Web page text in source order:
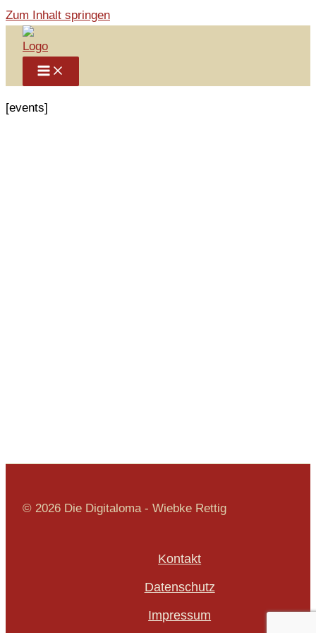
Zum Inhalt springen
[events]
© 2026 Die Digitaloma - Wiebke Rettig
Kontakt
Datenschutz
Impressum